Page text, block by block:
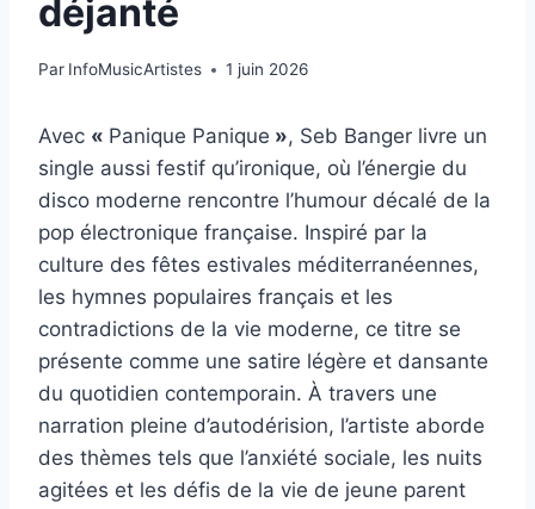
déjanté
Par InfoMusicArtistes 1 juin 2026
Avec « Panique Panique », Seb Banger livre un
single aussi festif qu’ironique, où l’énergie du
disco moderne rencontre l’humour décalé de la
pop électronique française. Inspiré par la
culture des fêtes estivales méditerranéennes,
les hymnes populaires français et les
contradictions de la vie moderne, ce titre se
présente comme une satire légère et dansante
du quotidien contemporain. À travers une
narration pleine d’autodérision, l’artiste aborde
des thèmes tels que l’anxiété sociale, les nuits
agitées et les défis de la vie de jeune parent